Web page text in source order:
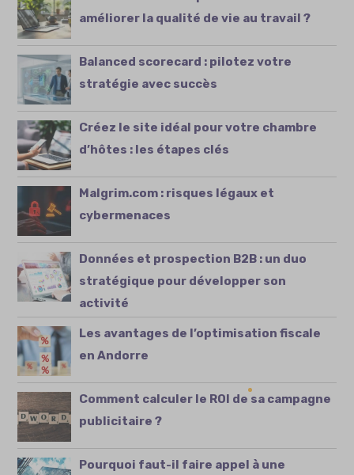
améliorer la qualité de vie au travail ?
Balanced scorecard : pilotez votre
stratégie avec succès
Créez le site idéal pour votre chambre
d’hôtes : les étapes clés
Malgrim.com : risques légaux et
cybermenaces
Données et prospection B2B : un duo
stratégique pour développer son
activité
Les avantages de l’optimisation fiscale
en Andorre
Comment calculer le ROI de sa campagne
publicitaire ?
Pourquoi faut-il faire appel à une